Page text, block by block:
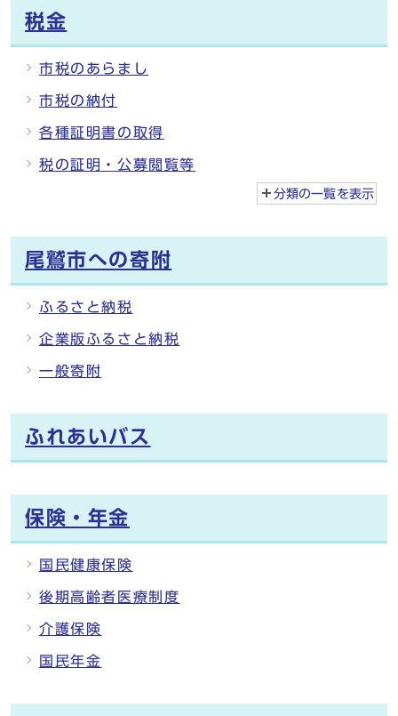
税金
市税のあらまし
市税の納付
各種証明書の取得
税の証明・公募閲覧等
分類の一覧を表示
尾鷲市への寄附
ふるさと納税
企業版ふるさと納税
一般寄附
ふれあいバス
保険・年金
国民健康保険
後期高齢者医療制度
介護保険
国民年金